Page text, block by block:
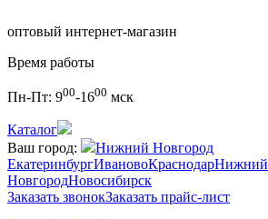
оптовый интернет-магазин
Время работы
Пн-Пт: 900-1600 мск
Каталог
Ваш город:
Нижний Новгород
ЕкатеринбургИвановоКраснодарНижний
НовгородНовосибирск
Заказать звонокЗаказать прайс-лист